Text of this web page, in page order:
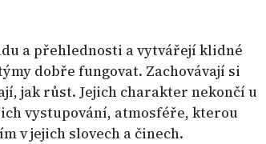
a přehlednosti a vytvářejí klidné
dobře fungovat. Zachovávají si
jak růst. Jejich charakter nekončí u
vystupování, atmosféře, kterou
v jejich slovech a činech.